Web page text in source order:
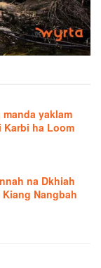
yaklam
Karbi ha Loom
na Dkhiah
Nangbah